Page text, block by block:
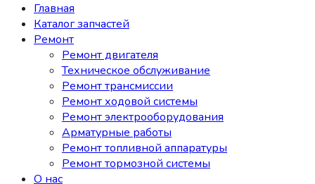
Главная
Каталог запчастей
Ремонт
Ремонт двигателя
Техническое обслуживание
Ремонт трансмиссии
Ремонт ходовой системы
Ремонт электрооборудования
Арматурные работы
Ремонт топливной аппаратуры
Ремонт тормозной системы
О нас